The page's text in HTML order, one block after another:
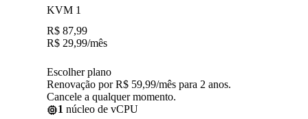
KVM 1
R$ 87,99
R$ 29,99/mês
Escolher plano
Renovação por R$ 59,99/mês para 2 anos.
Cancele a qualquer momento.
1 núcleo de vCPU